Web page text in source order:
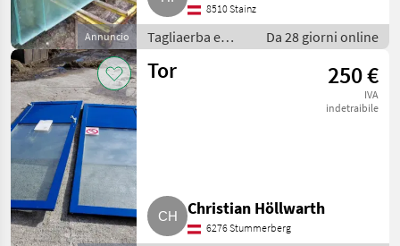
Annuncio
8510 Stainz
Tagliaerba e
macchine da
giardinaggio /
Da 28 giorni online
Tor 250 €
IVA
indetraibile
Christian Höllwarth
6276 Stummerberg